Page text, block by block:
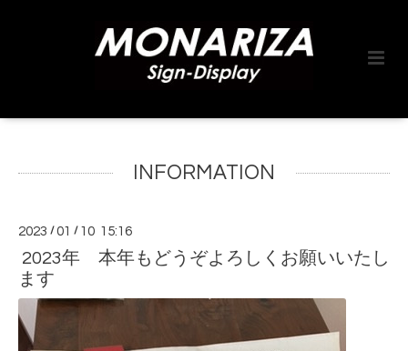
INFORMATION
2023 /01 / 10 15:16
2023年 本年もどうぞよろしくお願いいたし
ます